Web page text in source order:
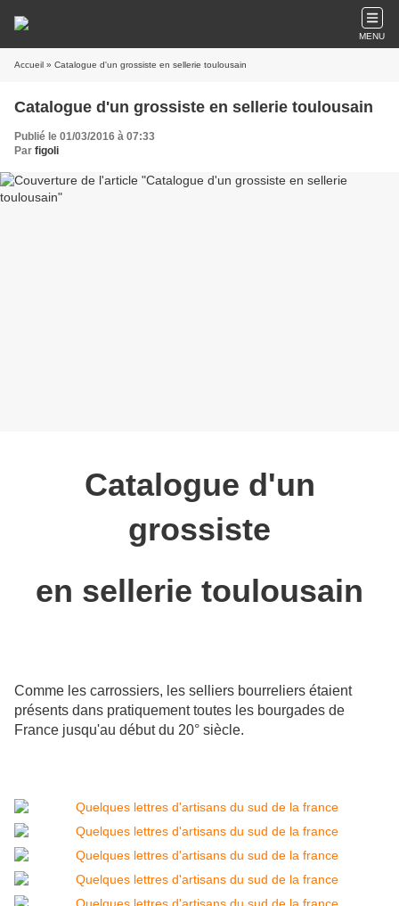
MENU
Accueil » Catalogue d'un grossiste en sellerie toulousain
Catalogue d'un grossiste en sellerie toulousain
Publié le 01/03/2016 à 07:33
Par figoli
Catalogue d'un
grossiste
en sellerie toulousain
Comme les carrossiers, les selliers bourreliers étaient
présents dans pratiquement toutes les bourgades de
France jusqu'au début du 20° siècle.